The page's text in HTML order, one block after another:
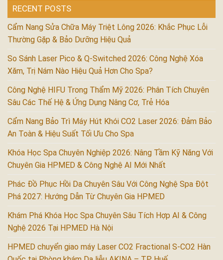
RECENT POSTS
Cẩm Nang Sửa Chữa Máy Triệt Lông 2026: Khắc Phục Lỗi
Thường Gặp & Bảo Dưỡng Hiệu Quả
So Sánh Laser Pico & Q-Switched 2026: Công Nghệ Xóa
Xăm, Trị Nám Nào Hiệu Quả Hơn Cho Spa?
Công Nghệ HIFU Trong Thẩm Mỹ 2026: Phân Tích Chuyên
Sâu Các Thế Hệ & Ứng Dụng Nâng Cơ, Trẻ Hóa
Cẩm Nang Bảo Trì Máy Hút Khói CO2 Laser 2026: Đảm Bảo
An Toàn & Hiệu Suất Tối Ưu Cho Spa
Khóa Học Spa Chuyên Nghiệp 2026: Nâng Tầm Kỹ Năng Với
Chuyên Gia HPMED & Công Nghệ AI Mới Nhất
Phác Đồ Phục Hồi Da Chuyên Sâu Với Công Nghệ Spa Đột
Phá 2027: Hướng Dẫn Từ Chuyên Gia HPMED
Khám Phá Khóa Học Spa Chuyên Sâu Tích Hợp AI & Công
Nghệ 2026 Tại HPMED Hà Nội
HPMED chuyển giao máy Laser CO2 Fractional S-CO2 Hàn